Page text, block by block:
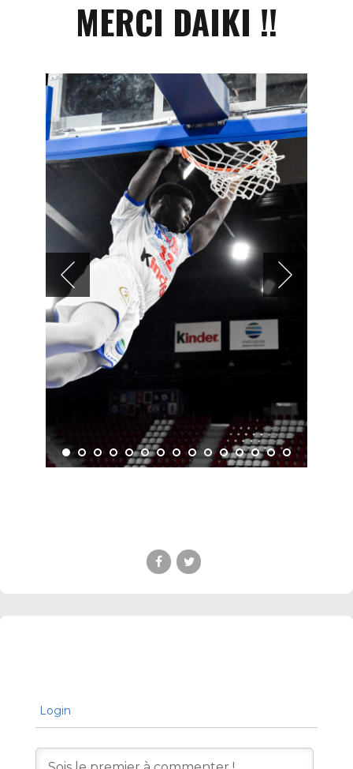
MERCI DAIKI !!
Login